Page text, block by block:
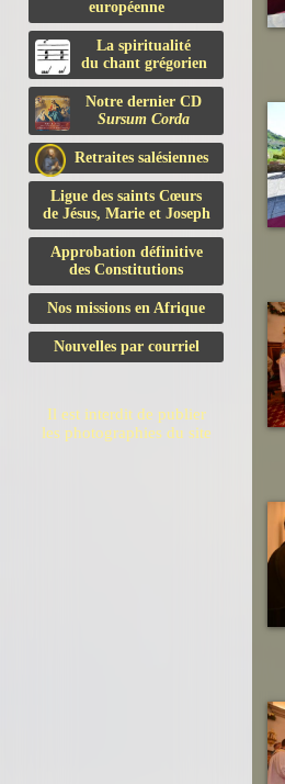
européenne
La spiritualité
du chant grégorien
Notre dernier CD
Sursum Corda
Retraites salésiennes
Ligue des saints Cœurs
de Jésus, Marie et Joseph
Approbation définitive
des Constitutions
Nos missions en Afrique
Nouvelles par courriel
Il est interdit de publier
les photographies du site